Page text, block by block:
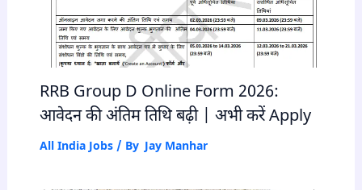
RRB Group D Online Form 2026:
आवेदन की अंतिम तिथि बढ़ी | अभी करें Apply
All India Jobs/ By Jay Manhar